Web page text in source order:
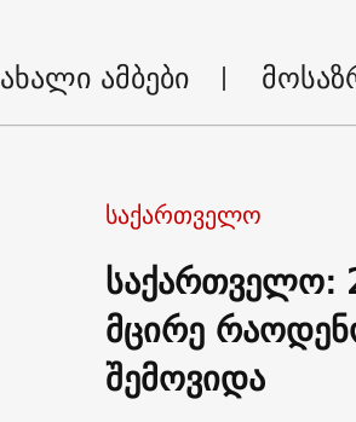
ახალი ამბები
საქართველო
საქართველო:
მცირე
შემოვიდა